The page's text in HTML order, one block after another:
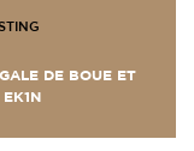
DE BOUE ET